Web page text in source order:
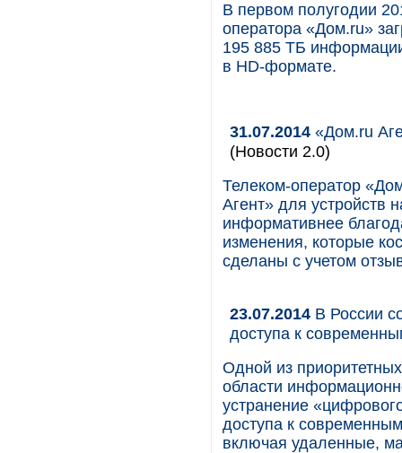
В первом полугодии
оператора «Дом.ru»
195 885 ТБ
в HD-формате.
31.07.2014 «Дом.ru
(Новости 2.0)
Телеком-оператор
Агент» для устройств
информативнее
изменения, которые
сделаны с учетом
23.07.2014 В России
доступа к
Одной из
области
устранение
доступа к
включая удаленные,